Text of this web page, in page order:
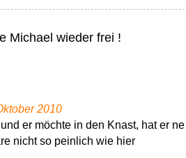
Michael wieder frei !
2010
er möchte in den Knast, hat er
nicht so peinlich wie hier